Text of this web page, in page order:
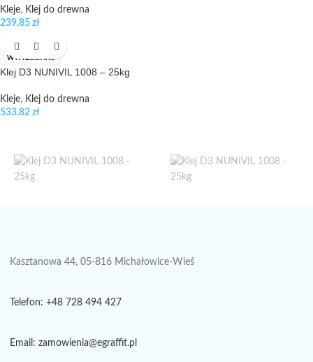
Kleje, Klej do drewna
239,85 zł
WYPRZEDANE
Klej D3 NUNIVIL 1008 – 25kg
Kleje, Klej do drewna
533,82 zł
Kasztanowa 44, 05-816 Michałowice-Wieś
Telefon: +48 728 494 427
Email: zamowienia@egraffit.pl